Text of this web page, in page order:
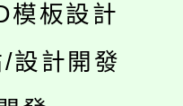
板設計
設計開發